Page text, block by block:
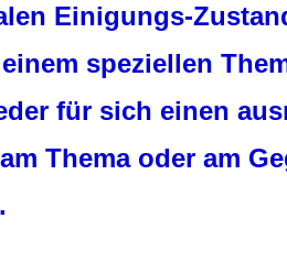
Einigungs-
speziellen
für sich einen
Thema oder am